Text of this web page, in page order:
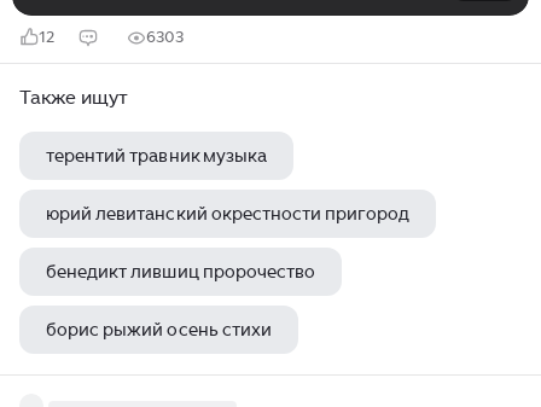
12 6303
Также ищут
терентий травник музыка
юрий левитанский окрестности пригород
бенедикт лившиц пророчество
борис рыжий осень стихи